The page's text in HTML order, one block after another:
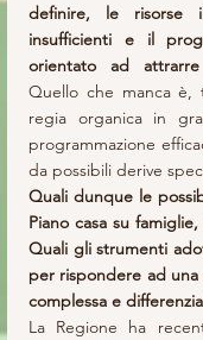
definire, le risorse
insufficienti e il
Quello che manca è,
regia organica in
programmazione
da possibili derive
Quali dunque le
Piano casa su
Quali gli strumenti
per rispondere ad
complessa e
La Regione ha